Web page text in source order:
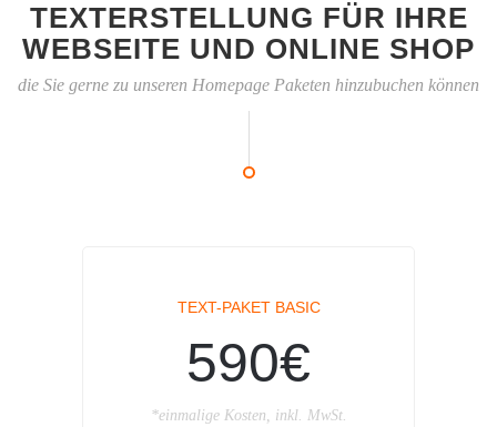
TEXTERSTELLUNG FÜR IHRE
WEBSEITE UND ONLINE SHOP
die Sie gerne zu unseren Homepage Paketen hinzubuchen können
TEXT-PAKET BASIC
590€
*einmalige Kosten, inkl. MwSt.